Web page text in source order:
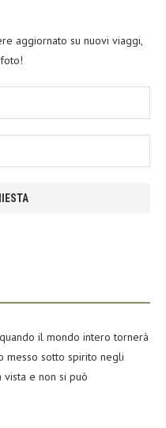
aggiornato su nuovi viaggi,
il mondo intero tornerà
sotto spirito negli
vista e non si può